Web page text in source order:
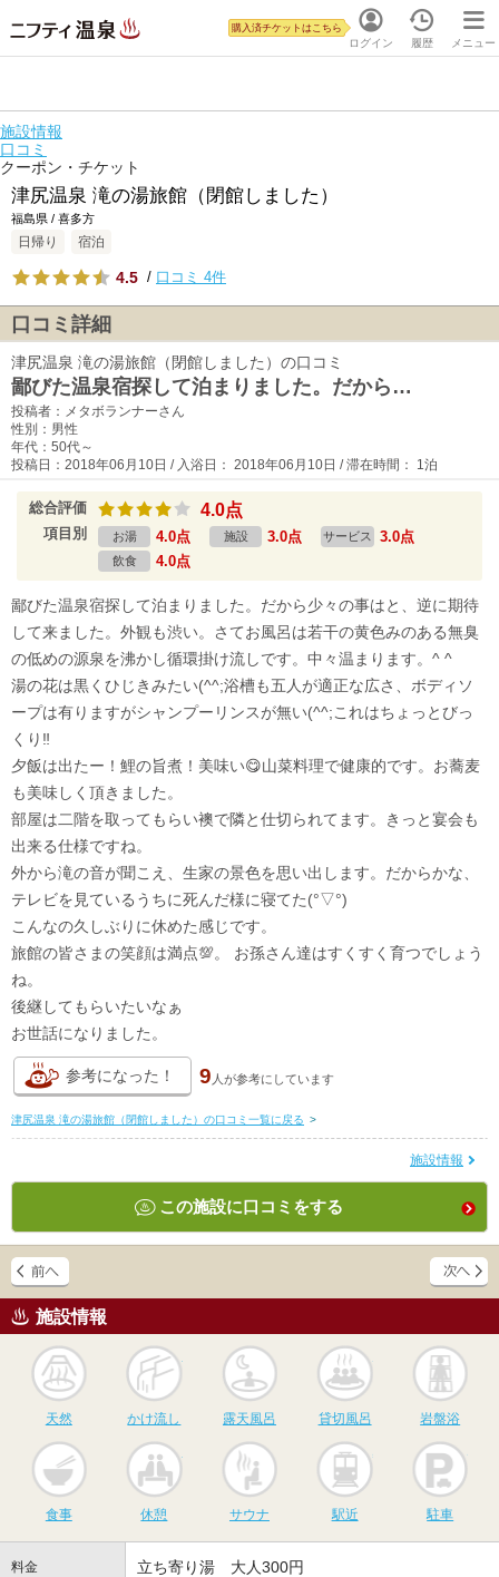
ログイン
購入済チケットはこちら
履歴 メニュー
施設情報
口コミ
クーポン・チケット
津尻温泉 滝の湯旅館（閉館しました）
福島県 / 喜多方
日帰り 宿泊
4.5 / 口コミ 4件
口コミ詳細
津尻温泉 滝の湯旅館（閉館しました）の口コミ
鄙びた温泉宿探して泊まりました。だから…
投稿者：メタボランナーさん
性別：男性
年代：50代～
投稿日：2018年06月10日 / 入浴日： 2018年06月10日 / 滞在時間： 1泊
総合評価 4.0点
項目別 お湯 4.0点 施設 3.0点 サービス 3.0点
飲食 4.0点
鄙びた温泉宿探して泊まりました。だから少々の事はと、逆に期待
して来ました。外観も渋い。さてお風呂は若干の黄色みのある無臭
の低めの源泉を沸かし循環掛け流しです。中々温まります。^ ^
湯の花は黒くひじきみたい(^^;浴槽も五人が適正な広さ、ボディソ
ープは有りますがシャンプーリンスが無い(^^;これはちょっとびっ
くり‼️
夕飯は出たー！鯉の旨煮！美味い😋山菜料理で健康的です。お蕎麦
も美味しく頂きました。
部屋は二階を取ってもらい襖で隣と仕切られてます。きっと宴会も
出来る仕様ですね。
外から滝の音が聞こえ、生家の景色を思い出します。だからかな、
テレビを見ているうちに死んだ様に寝てた(°▽°)
こんなの久しぶりに休めた感じです。
旅館の皆さまの笑顔は満点💯。 お孫さん達はすくすく育つでしょう
ね。
後継してもらいたいなぁ
お世話になりました。
参考になった！ 9 人が参考にしています
津尻温泉 滝の湯旅館（閉館しました）の口コミ一覧に戻る >
施設情報
この施設に口コミをする
施設情報
天然
かけ流し
かけ流し
露天風呂
露天風呂
貸切風呂
貸切風呂 岩盤浴
食事 休憩
サウナ
サウナ 駅近 駐車
料金 立ち寄り湯 大人300円